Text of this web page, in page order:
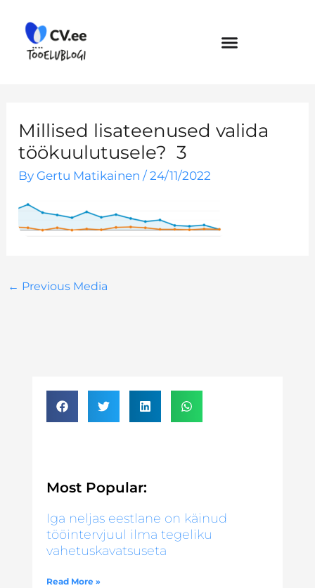
content
Millised lisateenused valida
töökuulutusele? 3
By Gertu Matikainen/24/11/2022
← Previous Media
Most Popular:
Iga neljas eestlane on käinud
tööintervjuul ilma tegeliku
vahetuskavatsuseta
Read More »